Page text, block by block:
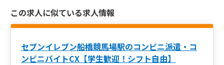
この求人に似ている求人情報
セブンイレブン船橋競馬場駅のコンビニ派遣・コ
ンビニバイトCX【学生歓迎！シフト自由】